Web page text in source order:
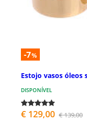
-7%
Estojo vasos óleos
DISPONÍVEL
€ 129,00 € 139,00